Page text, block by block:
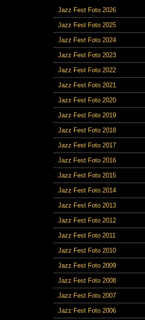
Jazz Fest Foto 2026
Jazz Fest Foto 2025
Jazz Fest Foto 2024
Jazz Fest Foto 2023
Jazz Fest Foto 2022
Jazz Fest Foto 2021
Jazz Fest Foto 2020
Jazz Fest Foto 2019
Jazz Fest Foto 2018
Jazz Fest Foto 2017
Jazz Fest Foto 2016
Jazz Fest Foto 2015
Jazz Fest Foto 2014
Jazz Fest Foto 2013
Jazz Fest Foto 2012
Jazz Fest Foto 2011
Jazz Fest Foto 2010
Jazz Fest Foto 2009
Jazz Fest Foto 2008
Jazz Fest Foto 2007
Jazz Fest Foto 2006